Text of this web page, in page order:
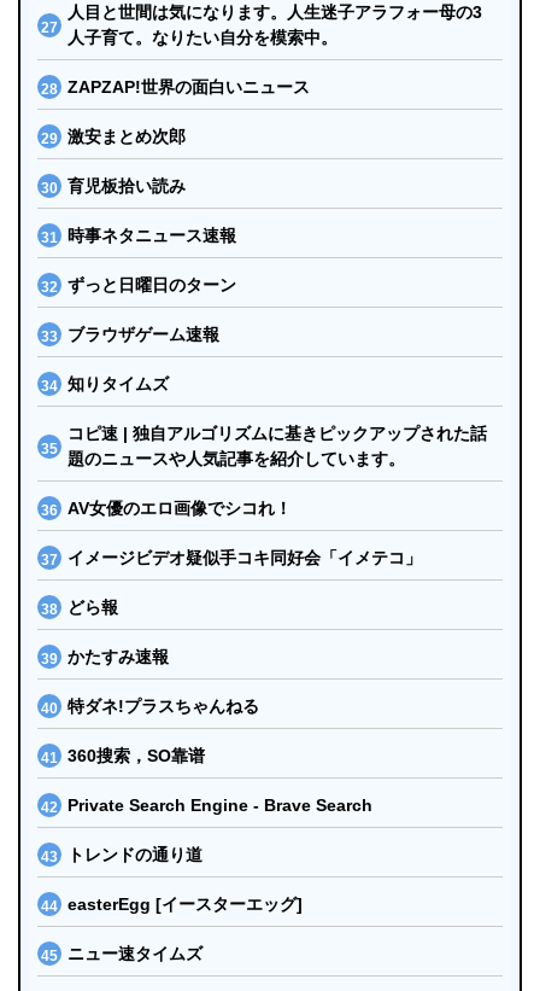
人目と世間は気になります。人生迷子アラフォー母の3
人子育て。なりたい自分を模索中。
ZAPZAP!世界の面白いニュース
激安まとめ次郎
育児板拾い読み
時事ネタニュース速報
ずっと日曜日のターン
ブラウザゲーム速報
知りタイムズ
コピ速 | 独自アルゴリズムに基きピックアップされた話
題のニュースや人気記事を紹介しています。
AV女優のエロ画像でシコれ！
イメージビデオ疑似手コキ同好会「イメテコ」
どら報
かたすみ速報
特ダネ!プラスちゃんねる
360搜索，SO靠谱
Private Search Engine - Brave Search
トレンドの通り道
easterEgg [イースターエッグ]
ニュー速タイムズ